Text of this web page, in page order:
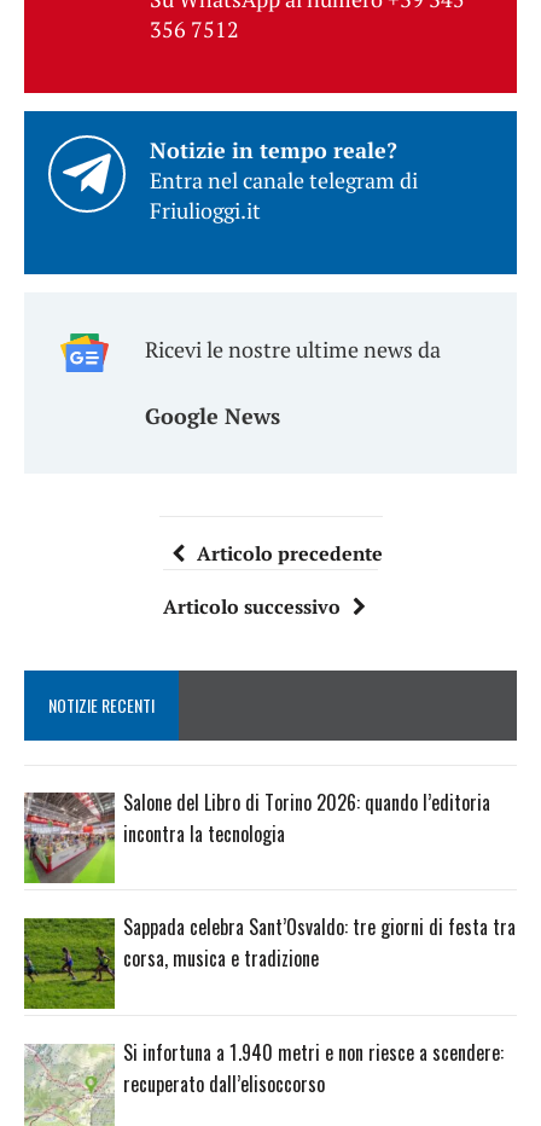
356 7512
Notizie in tempo reale?
Entra nel canale telegram di
Friulioggi.it
Ricevi le nostre ultime news da
Google News
Articolo precedente
Articolo successivo
NOTIZIE RECENTI
Salone del Libro di Torino 2026: quando l’editoria
incontra la tecnologia
Sappada celebra Sant’Osvaldo: tre giorni di festa tra
corsa, musica e tradizione
Si infortuna a 1.940 metri e non riesce a scendere:
recuperato dall’elisoccorso